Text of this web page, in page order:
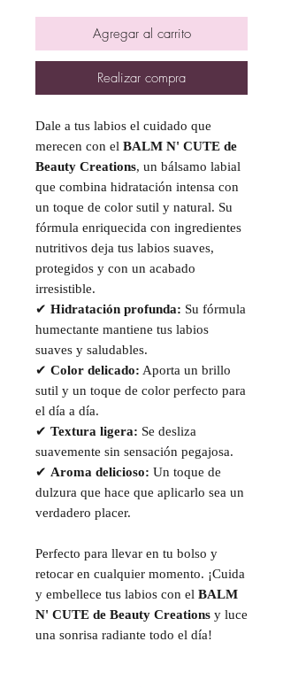
Agregar al carrito
Realizar compra
Dale a tus labios el cuidado que
merecen con el BALM N' CUTE de
Beauty Creations, un bálsamo labial
que combina hidratación intensa con
un toque de color sutil y natural. Su
fórmula enriquecida con ingredientes
nutritivos deja tus labios suaves,
protegidos y con un acabado
irresistible.
✔ Hidratación profunda: Su fórmula
humectante mantiene tus labios
suaves y saludables.
✔ Color delicado: Aporta un brillo
sutil y un toque de color perfecto para
el día a día.
✔ Textura ligera: Se desliza
suavemente sin sensación pegajosa.
✔ Aroma delicioso: Un toque de
dulzura que hace que aplicarlo sea un
verdadero placer.
Perfecto para llevar en tu bolso y
retocar en cualquier momento. ¡Cuida
y embellece tus labios con el BALM
N' CUTE de Beauty Creations y luce
una sonrisa radiante todo el día!